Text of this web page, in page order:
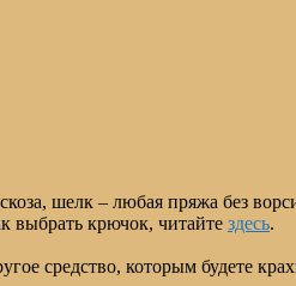
шелк – любая пряжа без
выбрать крючок, читайте здесь.
средство, которым будете